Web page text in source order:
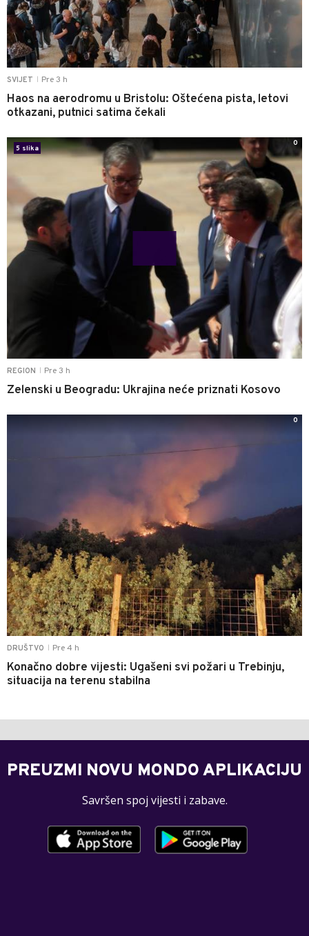
SVIJET Pre 3 h
Haos na aerodromu u Bristolu: Oštećena pista, letovi
otkazani, putnici satima čekali
REGION Pre 3 h
Zelenski u Beogradu: Ukrajina neće priznati Kosovo
5 slika
0
DRUŠTVO Pre 4 h
Konačno dobre vijesti: Ugašeni svi požari u Trebinju,
situacija na terenu stabilna
0
PREUZMI NOVU MONDO APLIKACIJU
Savršen spoj vijesti i zabave.